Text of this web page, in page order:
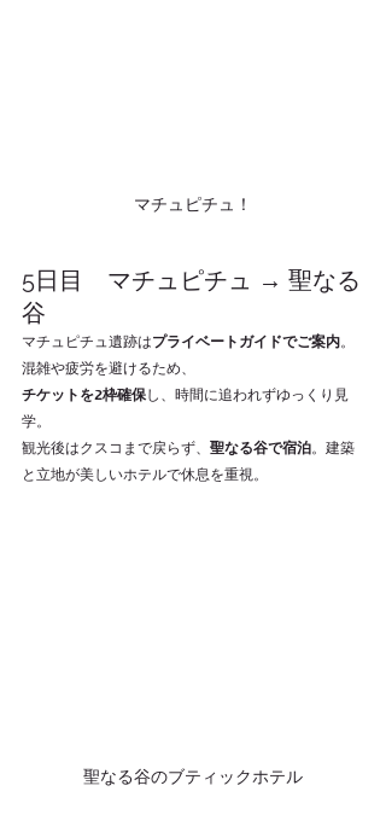
マチュピチュ！
5日目　マチュピチュ → 聖なる
谷
マチュピチュ遺跡はプライベートガイドでご案内。
混雑や疲労を避けるため、
チケットを2枠確保し、時間に追われずゆっくり見
学。
観光後はクスコまで戻らず、 聖なる谷で宿泊。建築
と立地が美しいホテルで休息を重視。
聖なる谷のブティックホテル